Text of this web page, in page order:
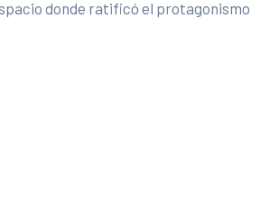
donde ratificó el protagonismo